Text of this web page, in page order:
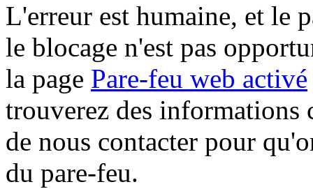
L'erreur est humaine, et le
le blocage n'est pas
la page Pare-feu web activé
trouverez des informations
de nous contacter pour
du pare-feu.